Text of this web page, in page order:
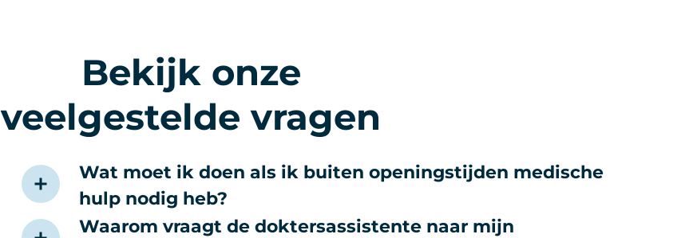
Bekijk onze
veelgestelde vragen
Wat moet ik doen als ik buiten openingstijden medische
hulp nodig heb?
Waarom vraagt de doktersassistente naar mijn